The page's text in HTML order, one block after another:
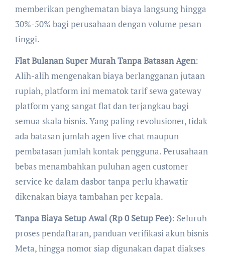
memberikan penghematan biaya langsung hingga
30%-50% bagi perusahaan dengan volume pesan
tinggi.
Flat Bulanan Super Murah Tanpa Batasan Agen:
Alih-alih mengenakan biaya berlangganan jutaan
rupiah, platform ini mematok tarif sewa gateway
platform yang sangat flat dan terjangkau bagi
semua skala bisnis. Yang paling revolusioner, tidak
ada batasan jumlah agen live chat maupun
pembatasan jumlah kontak pengguna. Perusahaan
bebas menambahkan puluhan agen customer
service ke dalam dasbor tanpa perlu khawatir
dikenakan biaya tambahan per kepala.
Tanpa Biaya Setup Awal (Rp 0 Setup Fee): Seluruh
proses pendaftaran, panduan verifikasi akun bisnis
Meta, hingga nomor siap digunakan dapat diakses